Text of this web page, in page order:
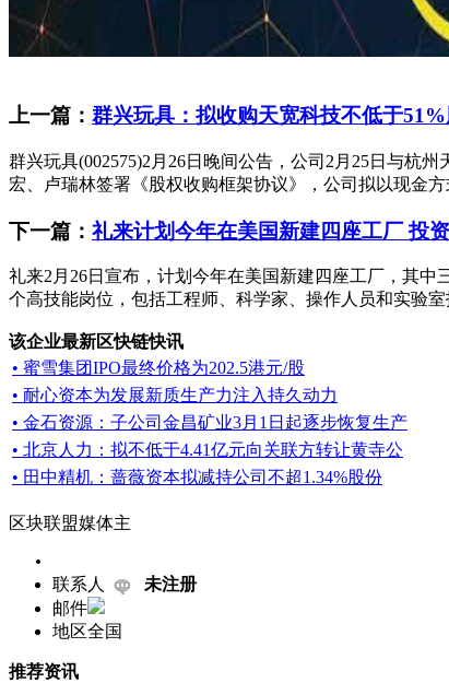
上一篇： 群兴玩具：拟收购天宽科技不低于
群兴玩具(002575)2月26日晚间公告，公司2月25日与杭
宏、卢瑞林签署《股权收购框架协议》，公司拟以现金
下一篇： 礼来计划今年在美国新建四座工厂 投
礼来2月26日宣布，计划今年在美国新建四座工厂，其
个高技能岗位，包括工程师、科学家、操作人员和实验
该企业最新区快链快讯
• 蜜雪集团IPO最终价格为202.5港元/股
• 耐心资本为发展新质生产力注入持久动力
• 金石资源：子公司金昌矿业3月1日起逐步恢复生产
• 北京人力：拟不低于4.41亿元向关联方转让黄寺公
• 田中精机：蔷薇资本拟减持公司不超1.34%股份
区块联盟媒体主
联系人
未注册
邮件
地区全国
推荐资讯